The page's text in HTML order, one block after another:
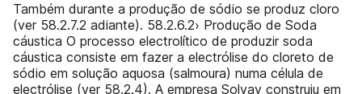
Também durante a produção de sódio se produz cloro
(ver 58.2.7.2 adiante). 58.2.6.2› Produção de Soda
cáustica O processo electrolítico de produzir soda
cáustica consiste em fazer a electrólise do cloreto de
sódio em solução aquosa (salmoura) numa célula de
electrólise (ver 58.2.4). A empresa Solvay construiu em